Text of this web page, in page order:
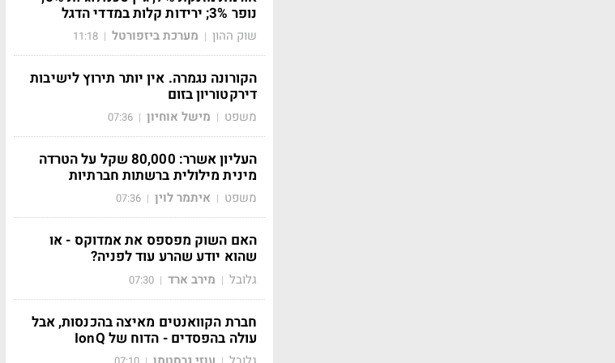
נופר 3%; ירידות קלות במדדי הדגל
שוק ההון | מערכת ביזפורטל |
11:18
הקורונה נגמרה. אין יותר תירוץ לישיבות
דירקטוריון בזום
משפט | מישל אוחיון |
07:36
העליון אשרר: 80,000 שקל על הטרדה
מינית מילולית ברשתות חברתיות
משפט | איתמר לוין |
07:36
האם השוק מפספס את אמדוקס - או
שהוא יודע שהרע עוד לפניה?
גלובל | מירב ארד |
07:30
חברת הקוואנטים מאיצה בהכנסות, אבל
עולה בהפסדים - הדוח של IonQ